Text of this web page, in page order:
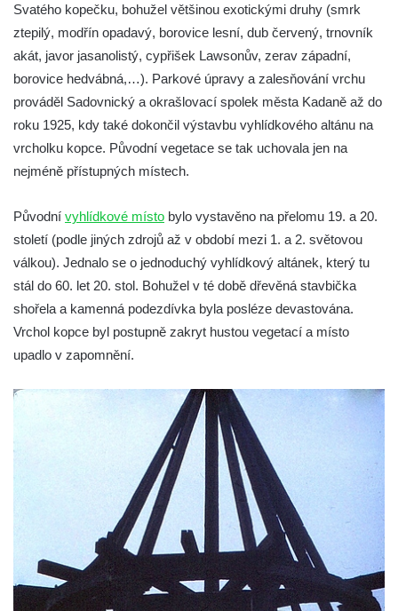
Vyhlídka u Lückendorfu I
Vyhlídka pod Kolištěm II
Vyhlídka pod Kolištěm
Vyhlídka u Köglerova kříže na Kamenné
Horce v Krásné Lípě
Vyhlídka u Kyjovského hrádku
Vyhlídka v Dolní Chřibské
Vyhlídka u Perníkové stráže mezi Údolím
samoty a Údolím vzdechů
Vyhlídka v ulici Legionářů v Mělníku
Údajná vyhlídka u pomníku Hanse Kudlicha
v Nové Vsi-Teplicích
Údajná vyhlídka pod Širokým vrchem
Boreč – vyhlídka k východu
Vrázova vyhlídka v Mělníku
Vyhlídková věž archeoparku Na Jánu u
Netolic
Vyhlídka Supí vrch
Vyhlídka Pod Schillerovou výšinou v
Krupce
Vyhlídka u kaple v Jirchářích na Doksanské
Svatého kopečku, bohužel většinou exotickými druhy (smrk
ztepilý, modřín opadavý, borovice lesní, dub červený, trnovník
akát, javor jasanolistý, cypřišek Lawsonův, zerav západní,
borovice hedvábná,…). Parkové úpravy a zalesňování vrchu
prováděl Sadovnický a okrašlovací spolek města Kadaně až do
roku 1925, kdy také dokončil výstavbu vyhlídkového altánu na
vrcholku kopce. Původní vegetace se tak uchovala jen na
nejméně přístupných místech.
Původní vyhlídkové místo bylo vystavěno na přelomu 19. a 20.
století (podle jiných zdrojů až v období mezi 1. a 2. světovou
válkou). Jednalo se o jednoduchý vyhlídkový altánek, který tu
stál do 60. let 20. stol. Bohužel v té době dřevěná stavbička
shořela a kamenná podezdívka byla posléze devastována.
Vrchol kopce byl postupně zakryt hustou vegetací a místo
upadlo v zapomnění.